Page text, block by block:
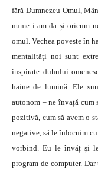
fără Dumnezeu-Omul,
nume i-am da și oricum
omul. Vechea poveste în
mentalități noi sunt
inspirate duhului
haine de lumină. Ele
autonom – ne învață cum
pozitivă, cum să avem o
negative, să le înlocuim
vorbind. Eu le învăț și
program de computer.